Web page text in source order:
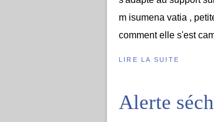
m isumena vatia ,
comment elle s'est
LIRE LA SUITE
Alerte